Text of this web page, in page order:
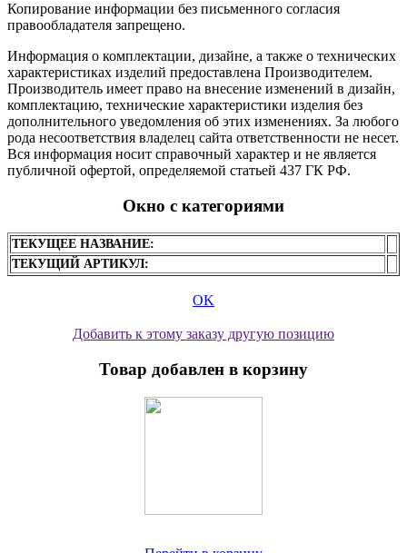
Копирование информации без письменного согласия
правообладателя запрещено.
Информация о комплектации, дизайне, а также о технических
характеристиках изделий предоставлена Производителем.
Производитель имеет право на внесение изменений в дизайн,
комплектацию, технические характеристики изделия без
дополнительного уведомления об этих изменениях. За любого
рода несоответствия владелец сайта ответственности не несет.
Вся информация носит справочный характер и не является
публичной офертой, определяемой статьей 437 ГК РФ.
Окно с категориями
ТЕКУЩЕЕ НАЗВАНИЕ:
ТЕКУЩИЙ АРТИКУЛ:
OK
Добавить к этому заказу другую позицию
Товар добавлен в корзину